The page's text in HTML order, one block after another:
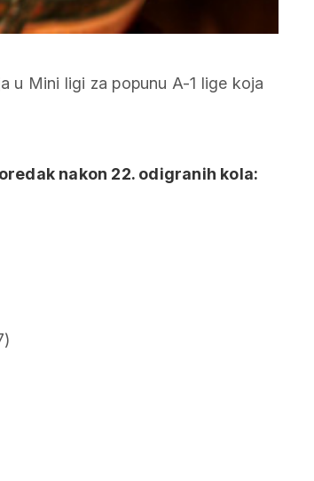
u Mini ligi za popunu A-1 lige koja
nakon 22. odigranih kola: